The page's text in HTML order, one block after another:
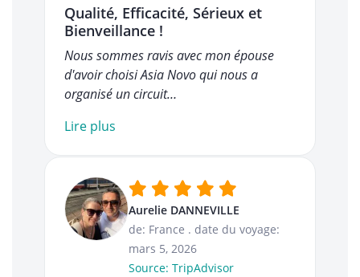
Qualité, Efficacité, Sérieux et
Bienveillance !
Nous sommes ravis avec mon épouse
d'avoir choisi Asia Novo qui nous a
organisé un circuit…
Lire plus
Aurelie DANNEVILLE
de: France . date du voyage:
mars 5, 2026
Source: TripAdvisor